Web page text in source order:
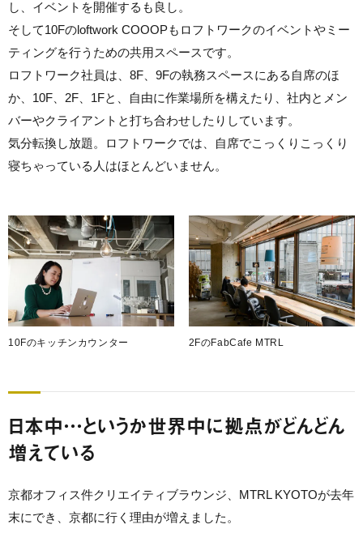
し、イベントを開催するも良し。
そして10Fのloftwork COOOPもロフトワークのイベントやミー
ティングを行うための共用スペースです。
ロフトワーク社員は、8F、9Fの執務スペースにある自席のほ
か、10F、2F、1Fと、自由に作業場所を構えたり、社内とメン
バーやクライアントと打ち合わせしたりしています。
気分転換し放題。ロフトワークでは、自席でこっくりこっくり
寝ちゃっている人はほとんどいません。
10Fのキッチンカウンター 2FのFabCafe MTRL
日本中…というか世界中に拠点がどんどん
増えている
京都オフィス件クリエイティブラウンジ、MTRL KYOTOが去年
末にでき、京都に行く理由が増えました。